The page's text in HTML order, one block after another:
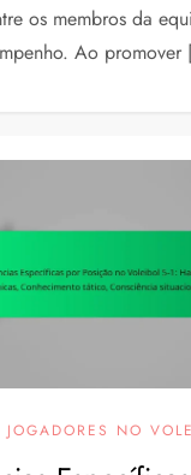
os membros da
Ao
NO